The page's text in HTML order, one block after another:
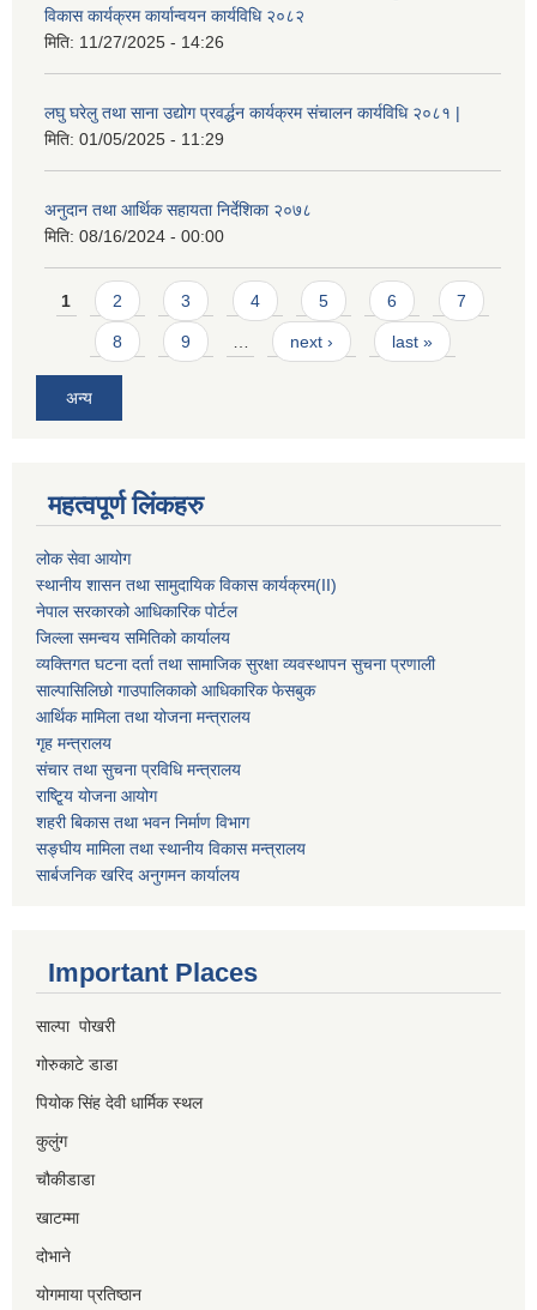
विकास कार्यक्रम कार्यान्वयन कार्यविधि २०८२
मिति: 11/27/2025 - 14:26
लघु घरेलु तथा साना उद्योग प्रवर्द्धन कार्यक्रम संचालन कार्यविधि २०८१ |
मिति: 01/05/2025 - 11:29
अनुदान तथा आर्थिक सहायता निर्देशिका २०७८
मिति: 08/16/2024 - 00:00
Pages
1 2 3 4 5 6 7
8 9 … next › last »
अन्य
महत्वपूर्ण लिंकहरु
लोक सेवा आयोग
स्थानीय शासन तथा सामुदायिक विकास कार्यक्रम(II)
नेपाल सरकारको आधिकारिक पोर्टल
जिल्ला समन्वय समितिको कार्यालय
व्यक्तिगत घटना दर्ता तथा सामाजिक सुरक्षा व्यवस्थापन सुचना प्रणाली
साल्पासिलिछो गाउपालिकाको आधिकारिक फेसबुक
आर्थिक मामिला तथा योजना मन्त्रालय
गृह मन्त्रालय
संचार तथा सुचना प्रविधि मन्त्रालय
राष्टि्ृय योजना आयोग
शहरी बिकास तथा भवन निर्माण विभाग
सङ्घीय मामिला तथा स्थानीय विकास मन्त्रालय
सार्बजनिक खरिद अनुगमन कार्यालय
Important Places
साल्पा पोखरी
गोरुकाटे डाडा
पियोक सिंह देवी धार्मिक स्थल
कुलुंग
चौकीडाडा
खाटम्मा
दोभाने
योगमाया प्रतिष्ठान